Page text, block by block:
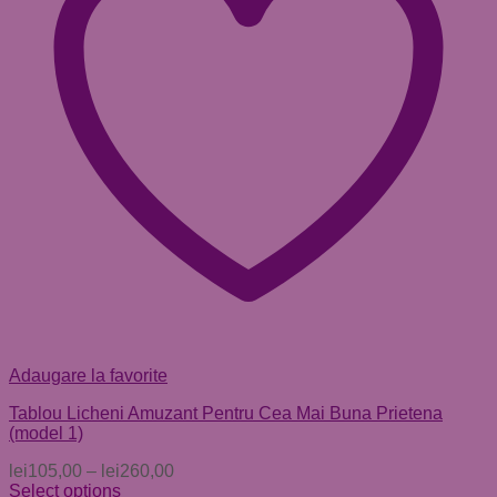
Adaugare la favorite
Tablou Licheni Amuzant Pentru Cea Mai Buna Prietena
(model 1)
lei105,00 – lei260,00
Select options